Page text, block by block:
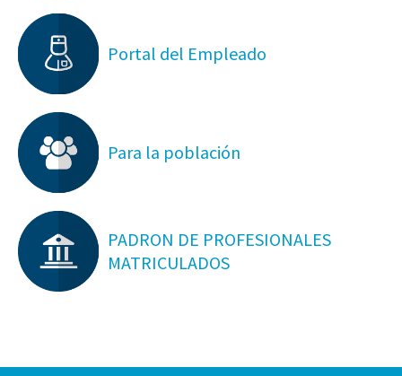
Portal del Empleado
Para la población
PADRON DE PROFESIONALES
MATRICULADOS